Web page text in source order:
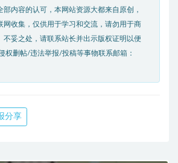
部内容的认可，本网站资源大都来自原创，
网收集，仅供用于学习和交流，请勿用于商
不妥之处，请联系站长并出示版权证明以便
权删帖/违法举报/投稿等事物联系邮箱：
分享